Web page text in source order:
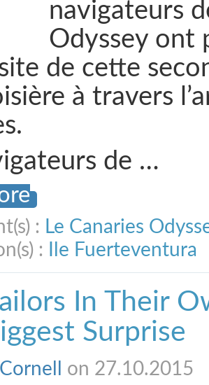
navigateurs
Odyssey ont
de cette
à travers
de …
: Le Canaries
:
Ile Fuerteventura
In Their
Surprise
on 27.10.2015